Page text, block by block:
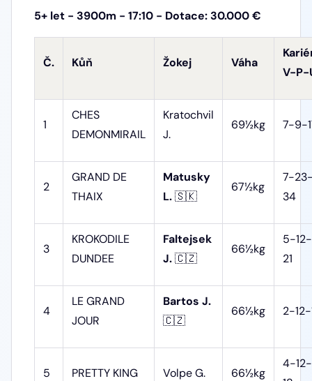
5+ let - 3900m - 17:10 - Dotace: 30.000 €
Č. Kůň Žokej Váha
V-P-
1
CHES
DEMONMIRAIL
Kratochvil
J.
69½kg 7-9-
2
GRAND DE
THAIX
Matusky
L.🇸🇰
67½kg
7-
34
3
KROKODILE
DUNDEE
Faltejsek
J.🇨🇿
66½kg
5-12-
21
4
LE GRAND
JOUR
Bartos J.
🇨🇿
66½kg 2-12-
5 PRETTY KING Volpe G. 66½kg
4-12-